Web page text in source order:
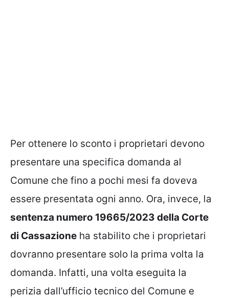
Per ottenere lo sconto i proprietari devono
presentare una specifica domanda al
Comune che fino a pochi mesi fa doveva
essere presentata ogni anno. Ora, invece, la
sentenza numero 19665/2023 della Corte
di Cassazione ha stabilito che i proprietari
dovranno presentare solo la prima volta la
domanda. Infatti, una volta eseguita la
perizia dall’ufficio tecnico del Comune e